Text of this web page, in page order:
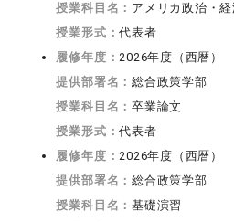
授業科目名： アメリカ政治・
授業形式：代表者
履修年度：2026年度（西暦）
提供部署名：総合政策学部
授業科目名：卒業論文
授業形式：代表者
履修年度：2026年度（西暦）
提供部署名：総合政策学部
授業科目名：基礎演習